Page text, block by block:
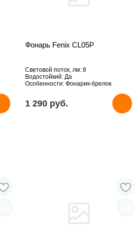
Фонарь Fenix CL05P
Световой поток, лм: 8
Водостойкий: Да
Особенности: Фонарик-брелок
1 290 pуб.